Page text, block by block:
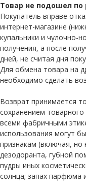
Товар не подошел по
Покупатель вправе
интернет-магазине
купальники и чулочно-
получения, а после
дней, не считая дня
Для обмена товара на
необходимо сделать
Возврат принимается
сохранением
всеми фабричными
использования могут
признакам (включая, но
дезодоранта, губной
пудры иных
солнца; запах парфюма